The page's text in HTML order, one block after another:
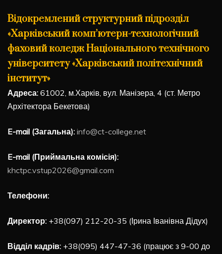
Відокремлений структурний підрозділ
«Харківський комп’ютерн-технологічний
фаховий коледж Національного технічного
університету «Харківський політехнічний
інститут»
Адреса: 61002, м.Харків, вул. Манізера, 4 (ст. Метро
Архітектора Бекетова)
E-mail (Загальна): info@ct-college.net
E-mail (Приймальна комісія):
khctpc.vstup2026@gmail.com
Телефони:
Директор: +38(097) 212-20-35 (Ірина Іванівна Дідух)
Відділ кадрів: +38(095) 447-47-36 (працює з 9-00 до